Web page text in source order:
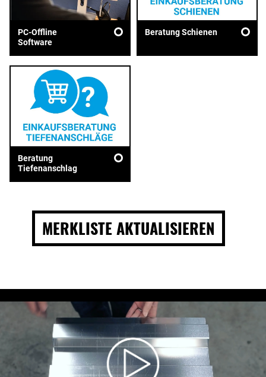
PC-Offline
Software
Beratung Schienen
Beratung
Tiefenanschlag
MERKLISTE AKTUALISIEREN